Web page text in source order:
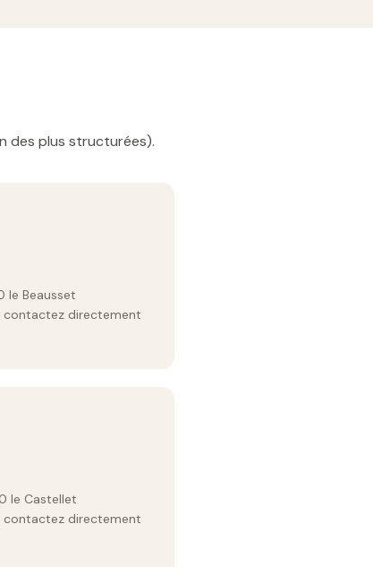
des plus structurées).
le Beausset
contactez directement
le Castellet
contactez directement